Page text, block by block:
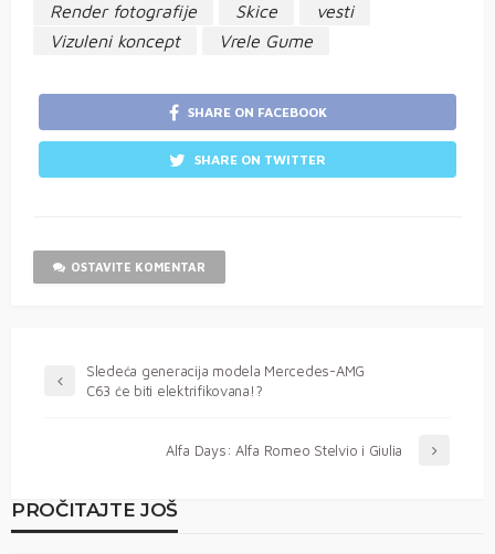
Render fotografije Skice
vesti
Vizuleni koncept
Vrele Gume
SHARE ON FACEBOOK
SHARE ON TWITTER
OSTAVITE KOMENTAR
Sledeća generacija modela Mercedes-AMG
C63 će biti elektrifikovana!?
Alfa Days: Alfa Romeo Stelvio i Giulia
PROČITAJTE JOŠ